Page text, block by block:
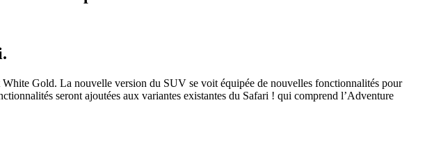
Gold. La nouvelle version du SUV se voit équipée de nouvelles fonctionnalités pour
seront ajoutées aux variantes existantes du Safari ! qui comprend l’Adventure